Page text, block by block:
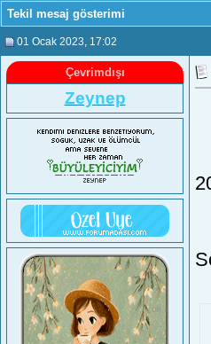
Tekil mesaj gösterimi
01 Ocak 2023 , 17:02
Çevrimdışı
Zeynep